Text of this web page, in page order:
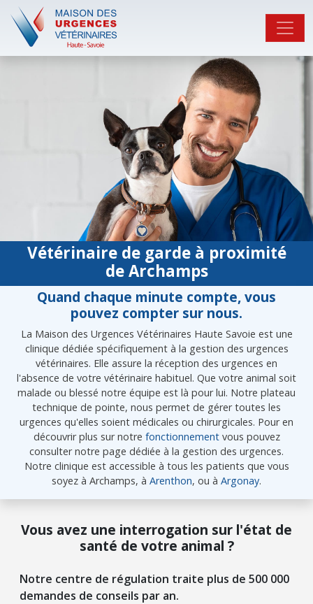
Vétérinaire de garde à proximité
de Archamps
Quand chaque minute compte, vous
pouvez compter sur nous.
La Maison des Urgences Vétérinaires Haute Savoie est une
clinique dédiée spécifiquement à la gestion des urgences
vétérinaires. Elle assure la réception des urgences en
l'absence de votre vétérinaire habituel. Que votre animal soit
malade ou blessé notre équipe est là pour lui. Notre plateau
technique de pointe, nous permet de gérer toutes les
urgences qu'elles soient médicales ou chirurgicales. Pour en
découvrir plus sur notre fonctionnementvous pouvez
consulter notre page dédiée à la gestion des urgences.
Notre clinique est accessible à tous les patients que vous
soyez à Archamps, à Arenthon, ou à Argonay.
Vous avez une interrogation sur l'état de
santé de votre animal ?
Notre centre de régulation traite plus de 500 000
demandes de conseils par an.